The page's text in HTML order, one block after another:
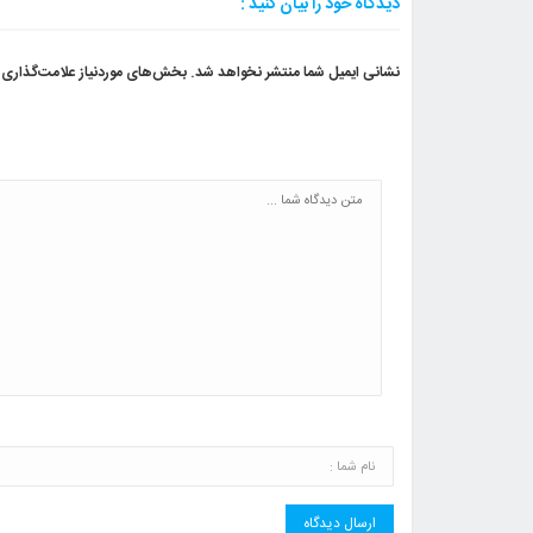
نشانی ایمیل شما منتشر نخواهد شد.بخش‌های موردنیاز